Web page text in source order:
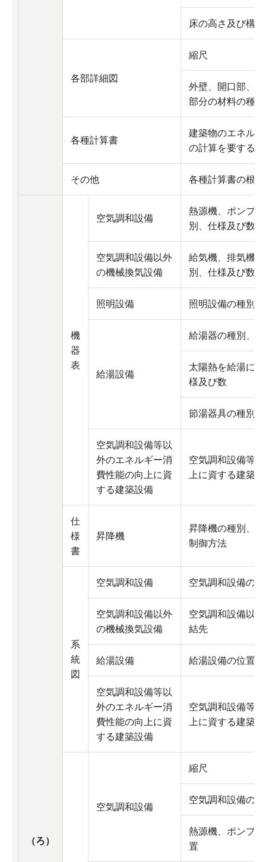
床の高さ及び構
各部詳細図
縮尺
外壁、開口部、
部分の材料の種
各種計算書
建築物のエネル
の計算を要する
その他 各種計算書の根
（ろ）
機
器
表
空気調和設備
熱源機、ポンプ
別、仕様及び数
空気調和設備以外
の機械換気設備
給気機、排気機
別、仕様及び数
照明設備 照明設備の種別
給湯設備
給湯器の種別、
太陽熱を給湯に
様及び数
節湯器具の種別
空気調和設備等以
外のエネルギー消
費性能の向上に資
する建築設備
空気調和設備等
上に資する建築
仕
様
書
昇降機
昇降機の種別、
制御方法
系
統
図
空気調和設備 空気調和設備の
空気調和設備以外
の機械換気設備
空気調和設備以
結先
給湯設備 給湯設備の位置
空気調和設備等以
外のエネルギー消
費性能の向上に資
する建築設備
空気調和設備等
上に資する建築
空気調和設備
縮尺
空気調和設備の
熱源機、ポンプ
置